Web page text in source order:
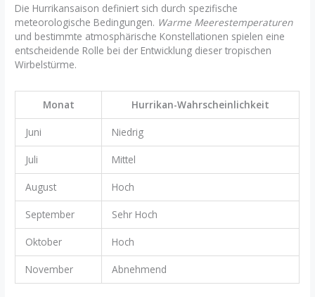
Die Hurrikansaison definiert sich durch spezifische
meteorologische Bedingungen. Warme Meerestemperaturen
und bestimmte atmosphärische Konstellationen spielen eine
entscheidende Rolle bei der Entwicklung dieser tropischen
Wirbelstürme.
Monat Hurrikan-Wahrscheinlichkeit
Juni Niedrig
Juli Mittel
August Hoch
September Sehr Hoch
Oktober Hoch
November Abnehmend